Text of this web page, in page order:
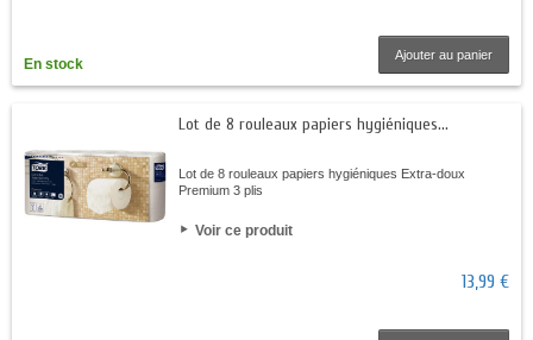
En stock
Ajouter au panier
Lot de 8 rouleaux papiers hygiéniques...
Lot de 8 rouleaux papiers hygiéniques Extra-doux
Premium 3 plis
Voir ce produit
13,99 €